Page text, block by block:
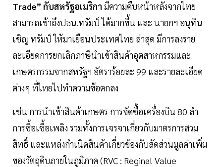
Trade” กับสหรัฐอเมริกา มีความคืบหน้าหลังจากไทย
สามารถเข้าถึงปธน.ทรัมป์ ได้มากขึ้น และ นายกฯ อนุทิน
เชิญ ทรัมป์ ให้มาเยือนประเทศไทย ล่าสุด มีการลงราย
ละเอียดการยกเลิกภาษีนำเข้าสินค้าอุตสาหกรรมและ
เกษตรกรรมจากสหรัฐฯ อัตราร้อยละ 99 และรายละเอียด
ต่างๆ ที่ไทยไปทำความข้อตกลง
เช่น การนำเข้าสินค้าเกษตร การจัดซื้อเครื่องบิน 80 ลำ
การซื้อเชื้อเพลิง รวมทั้งการเจรจาเกี่ยวกับมาตรการสวม
สิทธิ์ และแหล่งกำเนิดสินค้าเกี่ยวข้องกับสัดส่วนมูลค่าเพิ่ม
ของวัตถุดิบภายในภูมิภาค (RVC : Reginal Value